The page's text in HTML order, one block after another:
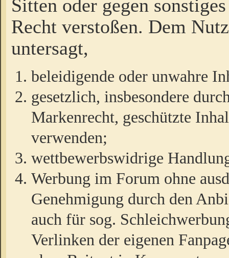
Sitten oder gegen
Recht verstoßen. Dem
untersagt,
beleidigende oder unwahre
gesetzlich, insbesondere
Markenrecht, geschützte
verwenden;
wettbewerbswidrige
Werbung im Forum ohne
Genehmigung durch den
auch für sog.
Verlinken der eigenen